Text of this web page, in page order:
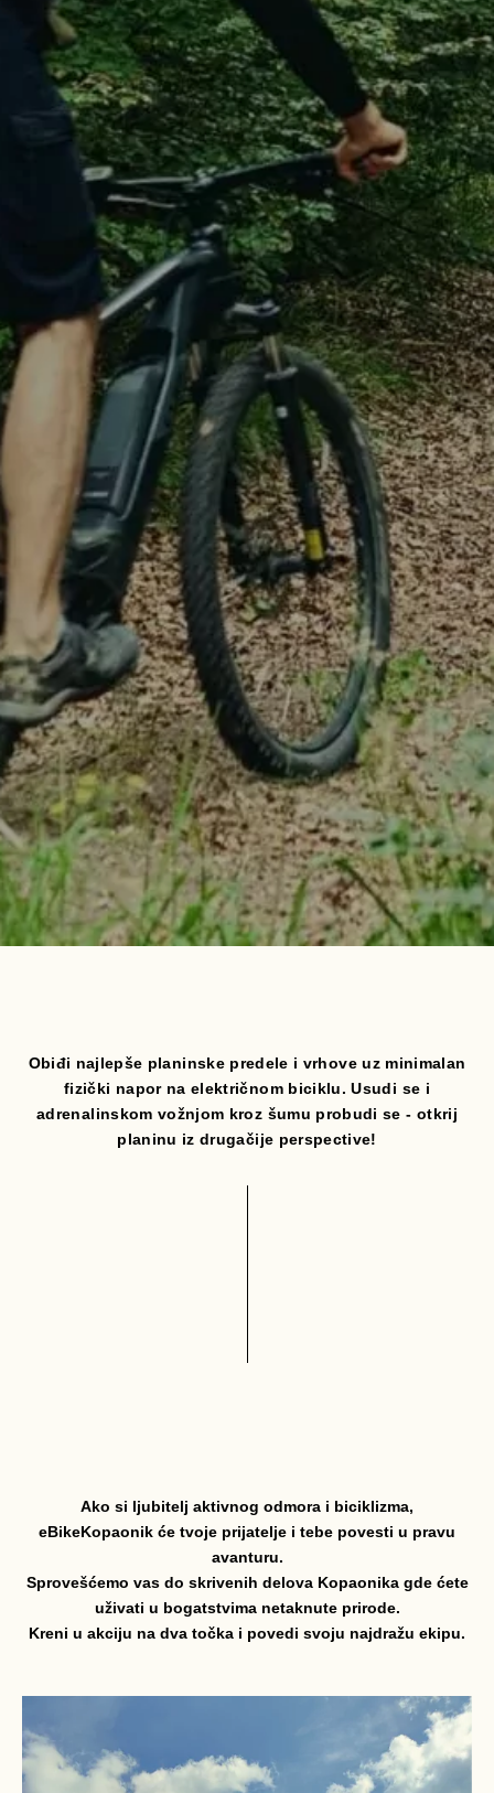
Obiđi najlepše planinske predele i vrhove uz minimalan
fizički napor na električnom biciklu. Usudi se i
adrenalinskom vožnjom kroz šumu probudi se - otkrij
planinu iz drugačije perspective!
Ako si ljubitelj aktivnog odmora i biciklizma,
eBikeKopaonik će tvoje prijatelje i tebe povesti u pravu
avanturu.
Sprovešćemo vas do skrivenih delova Kopaonika gde ćete
uživati u bogatstvima netaknute prirode.
Kreni u akciju na dva točka i povedi svoju najdražu ekipu.